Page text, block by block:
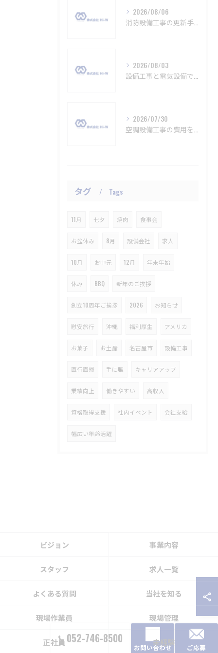
2026/08/06
2026/08/03
2026/07/30
タグ Tags
11月 七夕 焼肉 食事会
お盆休み 8月 設備会社 求人
10月 お中元 12月 年末年始
休み BBQ 新年のご挨拶
創立10周年ご挨拶 2026 お知らせ
慰安旅行 沖縄 福利厚生 アメリカ
お菓子 お土産 名古屋市 設備工事
直行直帰 手に職 キャリアアップ
業績向上 働きやすい 高収入
資格取得支援 社内イベント 会社支給
幅広い年齢活躍
052-746-8500
お問い合わせ ご応募
ビジョン 事業内容
スタッフ 求人一覧
よくある質問 当社を知る
現場作業員 現場管理
正社員 未経験